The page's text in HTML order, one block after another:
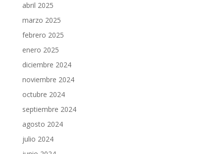
abril 2025
marzo 2025
febrero 2025
enero 2025
diciembre 2024
noviembre 2024
octubre 2024
septiembre 2024
agosto 2024
julio 2024